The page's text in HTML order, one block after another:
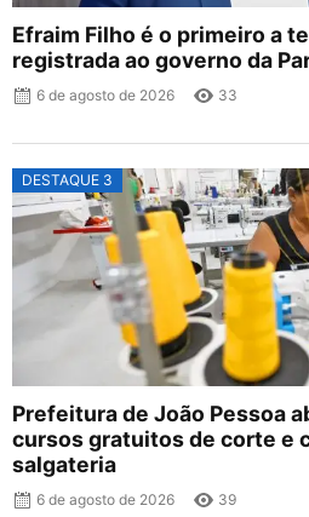
Efraim Filho é o primeiro a
registrada ao governo da
6 de agosto de 2026 33
DESTAQUE 3
Prefeitura de João Pessoa
cursos gratuitos de corte e
salgateria
6 de agosto de 2026 39